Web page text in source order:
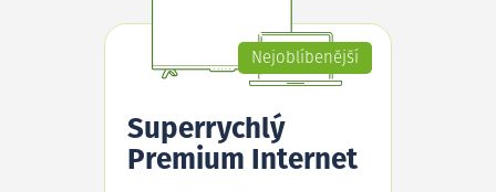
Nejoblíbenější
Superrychlý
Premium Internet